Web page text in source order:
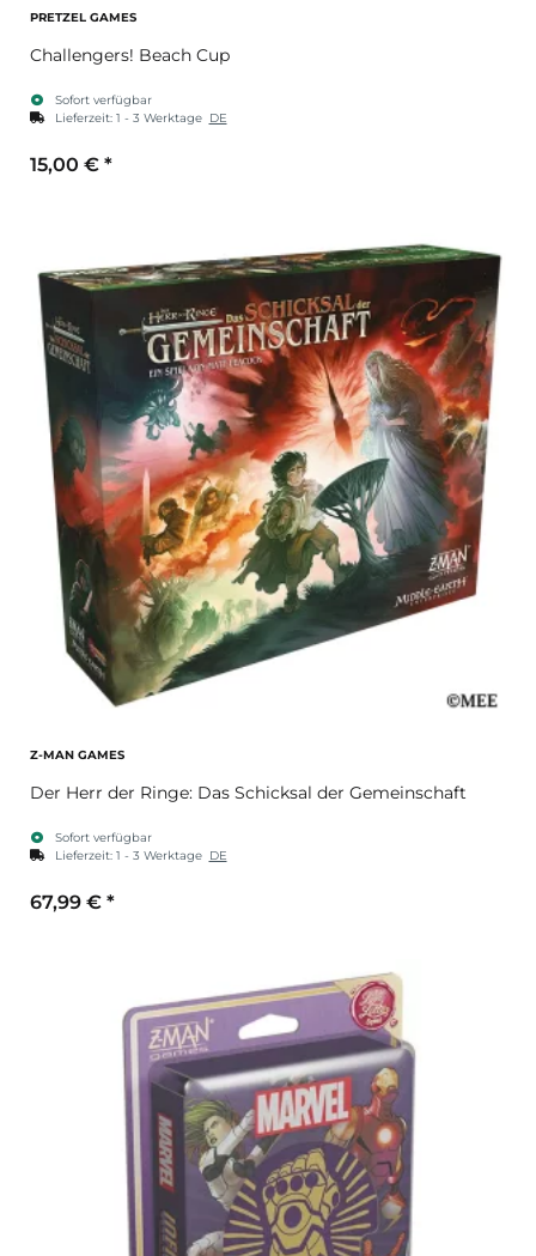
PRETZEL GAMES
Challengers! Beach Cup
Sofort verfügbar
Lieferzeit: 1 - 3 Werktage DE
15,00 € *
Z-MAN GAMES
Der Herr der Ringe: Das Schicksal der Gemeinschaft
Sofort verfügbar
Lieferzeit: 1 - 3 Werktage DE
67,99 € *